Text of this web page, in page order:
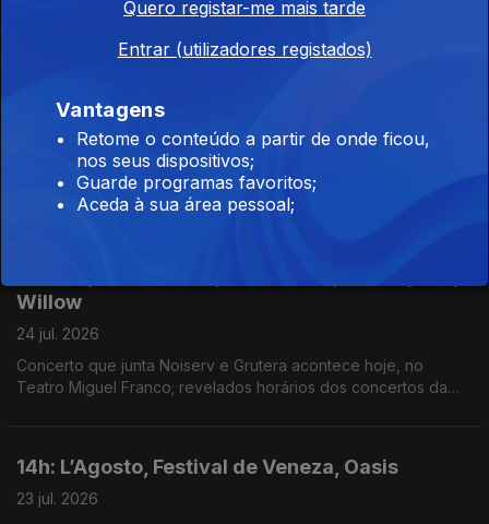
Fazunchar revela alinhamento completo; Os vencedores do
14h: Charli XCX, Arca, Eels, Tipo
24 jul. 2026
Lançado novo disco: Music, Fashion, Film; partilhados singles
do próximo disco, que sai a 31 de Julho, no XXXXX
Livestream; duplo single de avanço do próximo disco; dois
Willow
24 jul. 2026
Concerto que junta Noiserv e Grutera acontece hoje, no
Teatro Miguel Franco; revelados horários dos concertos da
14h: L’Agosto, Festival de Veneza, Oasis
23 jul. 2026
Quero registar-me mais tarde
Entrar (utilizadores registados)
Vantagens
Retome o conteúdo a partir de onde ficou,
nos seus dispositivos;
Guarde programas favoritos;
Aceda à sua área pessoal;